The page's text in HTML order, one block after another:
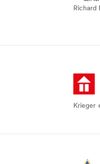
Richard
Krieger